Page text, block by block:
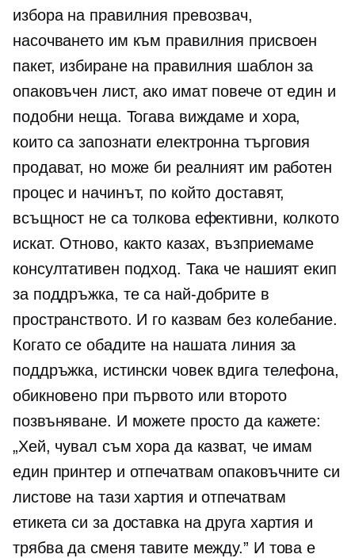
избора на правилния превозвач,
насочването им към правилния присвоен
пакет, избиране на правилния шаблон за
опаковъчен лист, ако имат повече от един и
подобни неща. Тогава виждаме и хора,
които са запознатиелектронна търговия
продават, но може би реалният им работен
процес и начинът, по който доставят,
всъщност не са толкова ефективни, колкото
искат. Отново, както казах, възприемаме
консултативен подход. Така че нашият екип
за поддръжка, те са най-добрите в
пространството. И го казвам без колебание.
Когато се обадите на нашата линия за
поддръжка, истински човек вдига телефона,
обикновено при първото или второто
позвъняване. И можете просто да кажете:
„Хей, чувал съм хора да казват, че имам
един принтер и отпечатвам опаковъчните си
листове на тази хартия и отпечатвам
етикета си за доставка на друга хартия и
трябва да сменя тавите между.” И това е